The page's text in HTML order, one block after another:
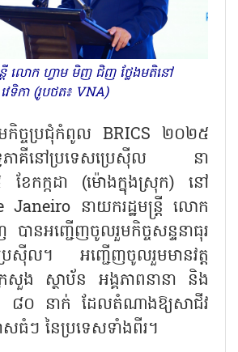
ត្រី លោក ហ្វាម មិញ ជិញ ថ្លែងមតិនៅ
វេទិកា (រូបថត៖ VNA)
កិច្ចប្រជុំកំពូល BRICS ២០២៥
វេភាគីនៅប្រទេសប្រេស៊ីល នា
ែកក្កដា (ម៉ោងក្នុងស្រុក) នៅ
នាយករដ្ឋមន្ត្រី លោក
នអញ្ជើញចូលរួមកិច្ចសន្ទនាធុរ
រេស៊ីល។ អញ្ជើញចូលរួមមានវត្ត
រសួង ស្ថាប័ន អង្គភាពនានា និង
៨០ នាក់ ដែលតំណាងឱ្យសាជីវ
ធំៗ នៃប្រទេសទាំងពីរ។